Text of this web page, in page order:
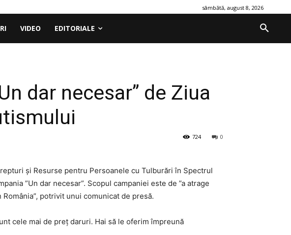
sâmbătă, august 8, 2026
VIDEO EDITORIALE
dar necesar” de Ziua
0
724
și Resurse pentru Persoanele cu Tulburări în Spectrul
”Un dar necesar”. Scopul campaniei este de ”a atrage
potrivit unui comunicat de presă.
cele mai de preț daruri. Hai să le oferim împreună